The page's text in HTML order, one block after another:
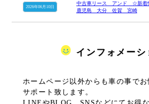
2026年06月10日
中古車リース アンド ☆新
鹿児島 大分 佐賀 宮崎
インフォメーシ
ホームページ以外からも車の事で
サポート致します。